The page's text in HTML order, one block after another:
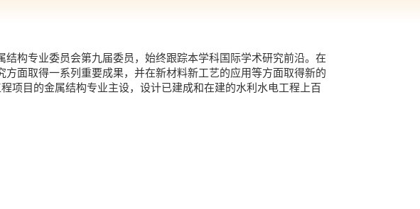
构专业委员会第九届委员，始终跟踪本学科国际学术研究前沿。在
面取得一系列重要成果，并在新材料新工艺的应用等方面取得新的
项目的金属结构专业主设，设计已建成和在建的水利水电工程上百